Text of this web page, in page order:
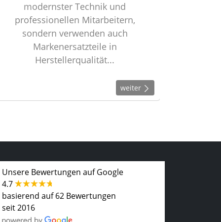
modernster Technik und
professionellen Mitarbeitern,
sondern verwenden auch
Markenersatzteile in
Herstellerqualität...
weiter
Unsere Bewertungen auf Google
4.7
basierend auf 62 Bewertungen
seit 2016